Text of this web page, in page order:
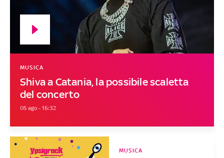
Shiva a Catania, la possibile scaletta
del concerto
MUSICA
05 ago - 16:32
MUSICA